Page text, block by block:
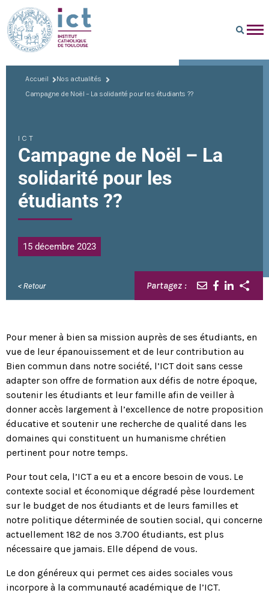
Accueil
Nos actualités
Campagne de Noël – La solidarité pour les étudiants ??
ICT
Campagne de Noël – La
solidarité pour les
étudiants ??
15 décembre 2023
< Retour Partagez :
Pour mener à bien sa mission auprès de ses étudiants, en
vue de leur épanouissement et de leur contribution au
Bien commun dans notre société, l’ICT doit sans cesse
adapter son offre de formation aux défis de notre époque,
soutenir les étudiants et leur famille afin de veiller à
donner accès largement à l’excellence de notre proposition
éducative et soutenir une recherche de qualité dans les
domaines qui constituent un humanisme chrétien
pertinent pour notre temps.
Pour tout cela, l’ICT a eu et a encore besoin de vous. Le
contexte social et économique dégradé pèse lourdement
sur le budget de nos étudiants et de leurs familles et
notre politique déterminée de soutien social, qui concerne
actuellement 182 de nos 3.700 étudiants, est plus
nécessaire que jamais. Elle dépend de vous.
Le don généreux qui permet ces aides sociales vous
incorpore à la communauté académique de l’ICT.